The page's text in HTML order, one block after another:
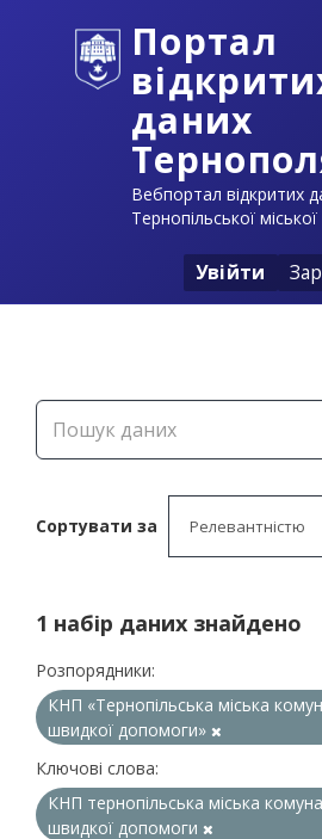
Портал
даних
Вебпортал відкритих
Тернопільської
Увійти
Сортувати за
1 набір даних знайдено
Розпорядники:
КНП «Тернопільська міська
швидкої допомоги»
Ключові слова:
КНП тернопільська міська
швидкої допомоги